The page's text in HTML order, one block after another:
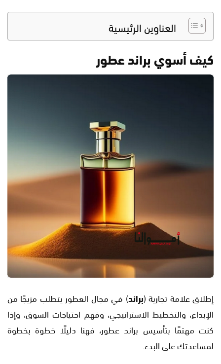
العناوين الرئيسية
كيف أسوي براند عطور
إطلاق علامة تجارية (براند) في مجال العطور يتطلب مزيجًا من
الإبداع، والتخطيط الاستراتيجي، وفهم احتياجات السوق، وإذا
كنت مهتمًا بتأسيس براند عطور، فهنا دليلًا خطوة بخطوة
لمساعدتك على البدء.